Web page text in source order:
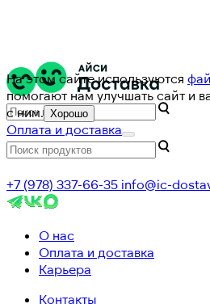
На этом сайте используются
помогают нам улучшать сайт и
с ним. Хорошо
Оплата и доставка
+7 (978) 337-66-35 info@ic-
О нас
Оплата и доставка
Карьера
Контакты